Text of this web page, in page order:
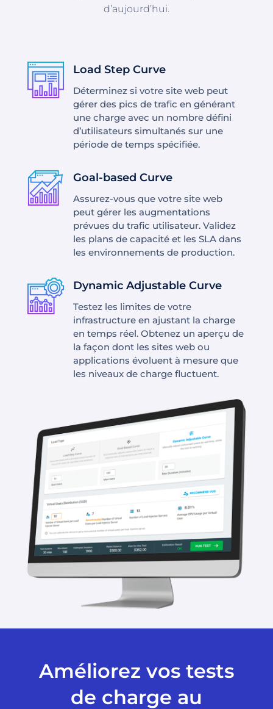
d’aujourd’hui.
Load Step Curve
Déterminez si votre site web peut
gérer des pics de trafic en générant
une charge avec un nombre défini
d’utilisateurs simultanés sur une
période de temps spécifiée.
Goal-based Curve
Assurez-vous que votre site web
peut gérer les augmentations
prévues du trafic utilisateur. Validez
les plans de capacité et les SLA dans
les environnements de production.
Dynamic Adjustable Curve
Testez les limites de votre
infrastructure en ajustant la charge
en temps réel. Obtenez un aperçu de
la façon dont les sites web ou
applications évoluent à mesure que
les niveaux de charge fluctuent.
Améliorez vos tests
de charge au